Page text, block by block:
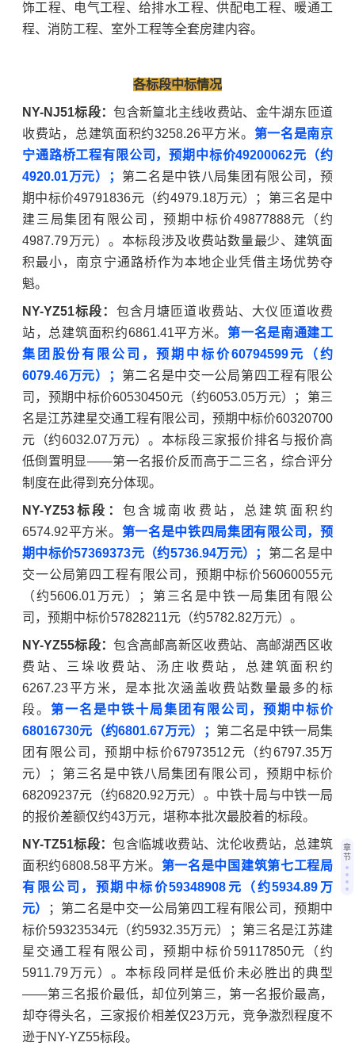
饰工程、电气工程、给排水工程、供配电工程、暖通工
程、消防工程、室外工程等全套房建内容。
各标段中标情况
NY-NJ51标段：包含新篁北主线收费站、金牛湖东匝道
收费站，总建筑面积约3258.26平方米。 第一名是南京
宁通路桥工程有限公司，预期中标价49200062元（约
4920.01万元）；
第二名是中铁八局集团有限公司，预
期中标价49791836元（约4979.18万元）；第三名是中
建三局集团有限公司 ，预期中标价49877888元（约
4987.79万元）。本标段涉及收费站数量最少、建筑面
积最小，南京宁通路桥作为本地企业凭借主场优势夺
魁。
NY-YZ51标段： 包含月塘匝道收费站、大仪匝道收费
站，总建筑面积约6861.41平方米。第一名是南通建工
集团股份有限公司 ，预期中标价60794599元（约
6079.46万元）；
第二名是中交一公局第四工程有限公
司 ，预期中标价60530450元（约6053.05万元）；第三
名是江苏建星交通工程有限公司，预期中标价60320700
元（约6032.07万元）。本标段三家报价排名与报价高
低倒置明显——第一名报价反而高于二三名，综合评分
制度在此得到充分体现。
NY-YZ53标段： 包含城南收费站，总建筑面积约
6574.92平方米。 第一名是中铁四局集团有限公司，预
期中标价57369373元（约5736.94万元）；
第二名是中
交一公局第四工程有限公司，预期中标价56060055元
（约5606.01万元）；第三名是中铁一局集团有限公
司 ，预期中标价57828211元（约5782.82万元）。
NY-YZ55标段：包含高邮高新区收费站、高邮湖西区收
费站、三垛收费站、汤庄收费站，总建筑面积约
6267.23平方米，是本批次涵盖收费站数量最多的标
段。 第一名是中铁十局集团有限公司，预期中标价
68016730元（约6801.67万元）； 第二名是中铁一局集
团有限公司，预期中标价67973512元（约6797.35万
元）；第三名是中铁八局集团有限公司，预期中标价
68209237元（约6820.92万元）。中铁十局与中铁一局
的报价差额仅约43万元，堪称本批次最胶着的标段。
NY-TZ51标段：包含临城收费站、沈伦收费站，总建筑
面积约6808.58平方米。 第一名是中国建筑第七工程局
有限公司，预期中标价59348908元（约5934.89万
元）
；第二名是中交一公局第四工程有限公司，预期中
标价59323534元（约5932.35万元）；第三名是江苏建
星交通工程有限公司，预期中标价59117850元（约
5911.79万元）。本标段同样是低价未必胜出的典型
——第三名报价最低，却位列第三，第一名报价最高，
却夺得头名，三家报价相差仅23万元，竞争激烈程度不
逊于NY-YZ55标段。
章
节